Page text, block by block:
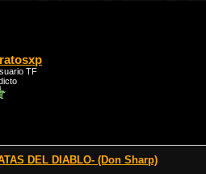
TF
DEL DIABLO- (Don Sharp)